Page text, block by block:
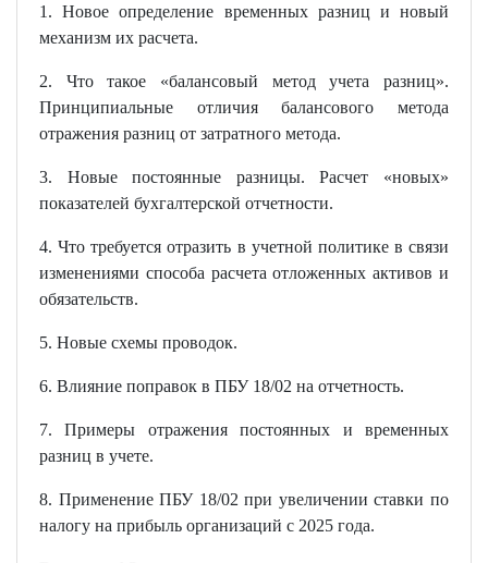
1. Новое определение временных разниц и новый
механизм их расчета.
2. Что такое «балансовый метод учета разниц».
Принципиальные отличия балансового метода
отражения разниц от затратного метода.
3. Новые постоянные разницы. Расчет «новых»
показателей бухгалтерской отчетности.
4. Что требуется отразить в учетной политике в связи
изменениями способа расчета отложенных активов и
обязательств.
5. Новые схемы проводок.
6. Влияние поправок в ПБУ 18/02 на отчетность.
7. Примеры отражения постоянных и временных
разниц в учете.
8. Применение ПБУ 18/02 при увеличении ставки по
налогу на прибыль организаций с 2025 года.